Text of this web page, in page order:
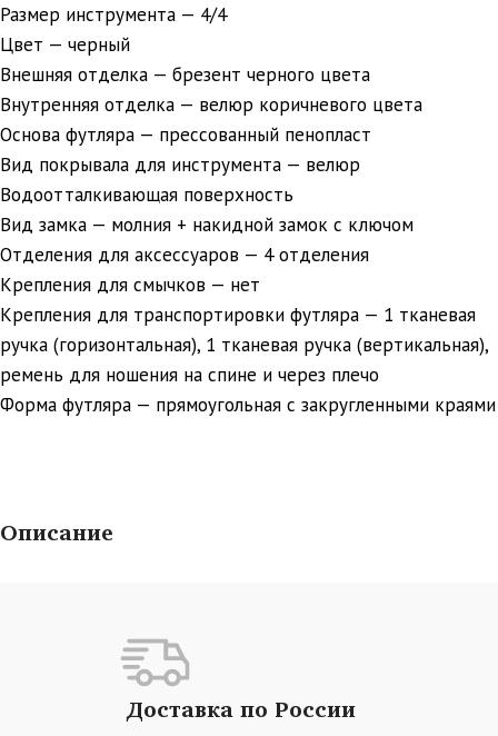
Размер инструмента — 4/4
Цвет — черный
Внешняя отделка — брезент черного цвета
Внутренняя отделка — велюр коричневого цвета
Основа футляра — прессованный пенопласт
Вид покрывала для инструмента — велюр
Водоотталкивающая поверхность
Вид замка — молния + накидной замок с ключом
Отделения для аксессуаров — 4 отделения
Крепления для смычков — нет
Крепления для транспортировки футляра — 1 тканевая
ручка (горизонтальная), 1 тканевая ручка (вертикальная),
ремень для ношения на спине и через плечо
Форма футляра — прямоугольная с закругленными краями
Описание
Доставка по России